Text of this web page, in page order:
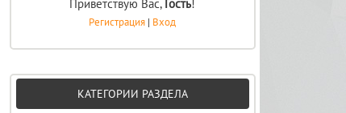
Приветствую Вас, Гость!
Регистрация | Вход
КАТЕГОРИИ РАЗДЕЛА